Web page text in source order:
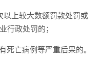
上较大数额罚款处罚或
行政处罚的；
亡病例等严重后果的。